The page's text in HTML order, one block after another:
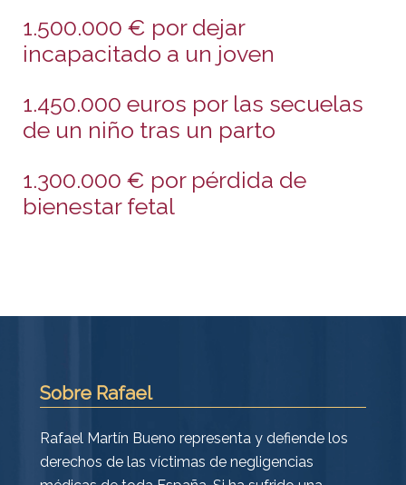
1.500.000 € por dejar
incapacitado a un joven
1.450.000 euros por las secuelas
de un niño tras un parto
1.300.000 € por pérdida de
bienestar fetal
Sobre Rafael
Rafael Martín Bueno representa y defiende los
derechos de las víctimas de negligencias